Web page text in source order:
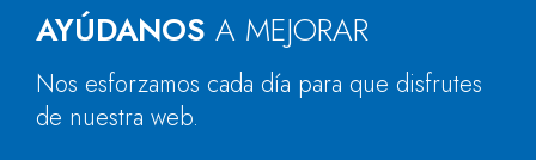
AYÚDANOS A MEJORAR
Nos esforzamos cada día para que disfrutes
de nuestra web.